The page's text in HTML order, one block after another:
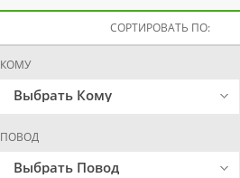
СОРТИРОВАТЬ ПО:
КОМУ
Выбрать Кому
ПОВОД
Выбрать Повод